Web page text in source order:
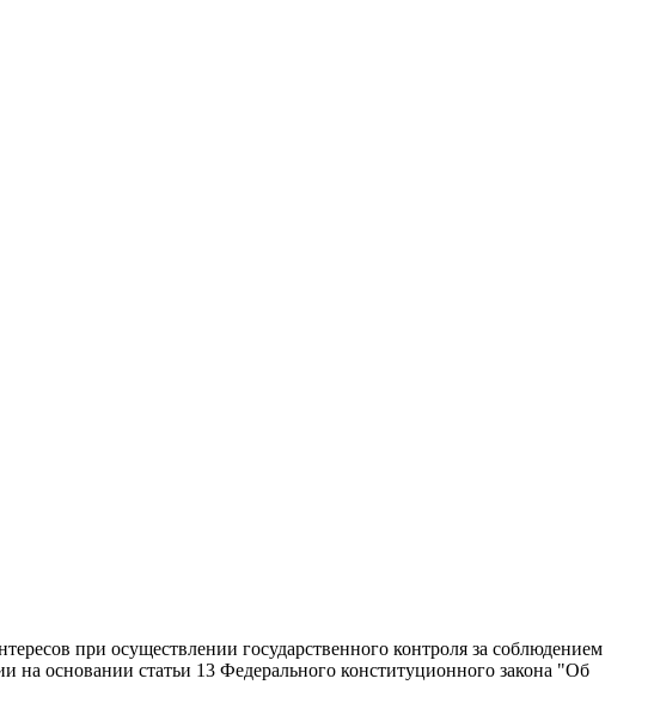
при осуществлении государственного контроля за соблюдением
основании статьи 13 Федерального конституционного закона "Об